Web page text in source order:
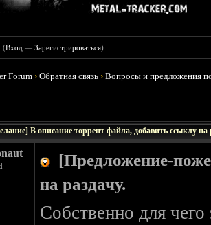
(Вход —Зарегистрироваться)
Forum ›Обратная связь ›Вопросы и предложения
В описание торрент файла, добавить ссыклу на
[Предложение-
на раздачу.
Собственно для